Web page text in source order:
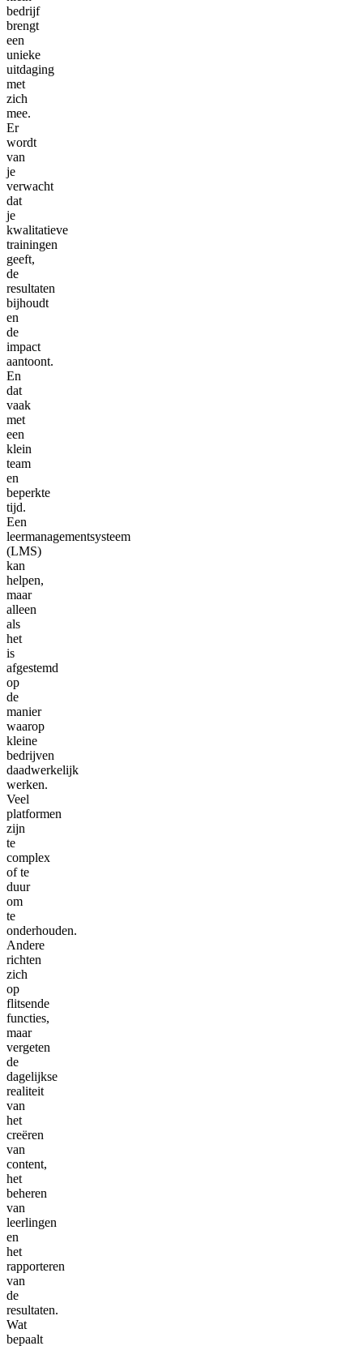
bedrijf
brengt
een
unieke
uitdaging
met
zich
mee.
Er
wordt
van
je
verwacht
dat
je
kwalitatieve
trainingen
geeft,
de
resultaten
bijhoudt
en
de
impact
aantoont.
En
dat
vaak
met
een
klein
team
en
beperkte
tijd.
Een
leermanagementsysteem
(LMS)
kan
helpen,
maar
alleen
als
het
is
afgestemd
op
de
manier
waarop
kleine
bedrijven
daadwerkelijk
werken.
Veel
platformen
zijn
te
complex
of te
duur
om
te
onderhouden.
Andere
richten
zich
op
flitsende
functies,
maar
vergeten
de
dagelijkse
realiteit
van
het
creëren
van
content,
het
beheren
van
leerlingen
en
het
rapporteren
van
de
resultaten.
Wat
bepaalt